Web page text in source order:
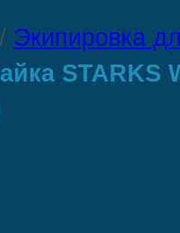
/ Экипировка
STARKS